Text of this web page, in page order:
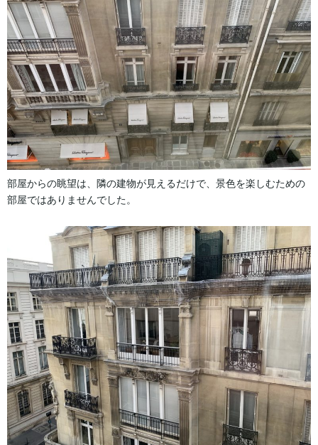
部屋からの眺望は、隣の建物が見えるだけで、景色を楽しむための
部屋ではありませんでした。